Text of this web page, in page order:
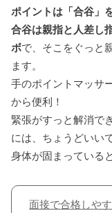
ポイントは「合谷」
合谷は親指と人差し
ボで、そこをぐっと
ます。
手のポイントマッサ
から便利！
緊張がすっと解消で
には、ちょうどいい
身体が固まっている
面接で合格しや